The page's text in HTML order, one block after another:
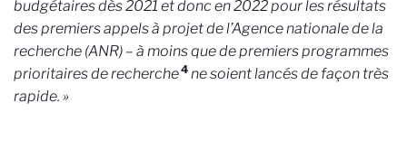
budgétaires dès 2021 et donc en 2022 pour les résultats
des premiers appels à projet de l’Agence nationale de la
recherche (ANR) – à moins que de premiers programmes
prioritaires de recherche4 ne soient lancés de façon très
rapide. »